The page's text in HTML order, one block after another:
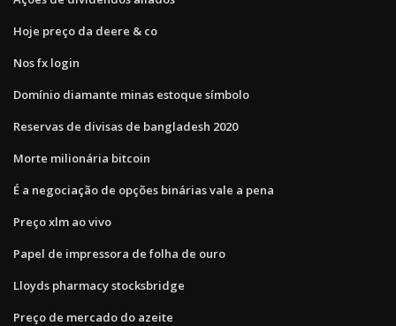
Hoje preço da deere & co
Nos fx login
Domínio diamante minas estoque símbolo
Reservas de divisas de bangladesh 2020
Morte milionária bitcoin
É a negociação de opções binárias vale a pena
Preço xlm ao vivo
Papel de impressora de folha de ouro
Lloyds pharmacy stocksbridge
Preço de mercado do azeite